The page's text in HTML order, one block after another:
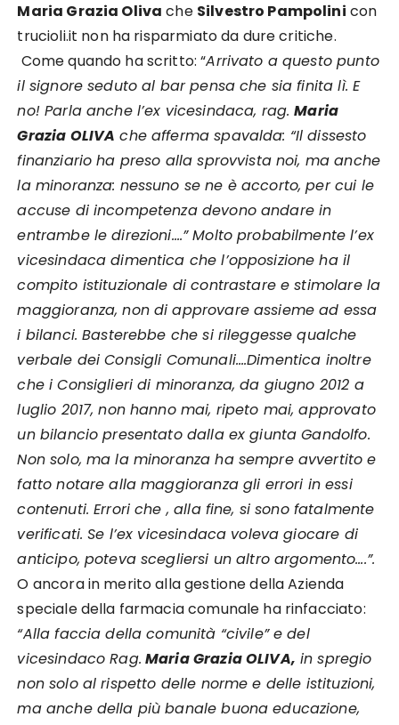
Maria Grazia Oliva che Silvestro Pampolini con
trucioli.it non ha risparmiato da dure critiche.
Come quando ha scritto: “Arrivato a questo punto
il signore seduto al bar pensa che sia finita lì. E
no! Parla anche l’ex vicesindaca, rag.Maria
Grazia OLIVA che afferma spavalda: “Il dissesto
finanziario ha preso alla sprovvista noi, ma anche
la minoranza: nessuno se ne è accorto, per cui le
accuse di incompetenza devono andare in
entrambe le direzioni….” Molto probabilmente l’ex
vicesindaca dimentica che l’opposizione ha il
compito istituzionale di contrastare e stimolare la
maggioranza, non di approvare assieme ad essa
i bilanci. Basterebbe che si rileggesse qualche
verbale dei Consigli Comunali….Dimentica inoltre
che i Consiglieri di minoranza, da giugno 2012 a
luglio 2017, non hanno mai, ripeto mai, approvato
un bilancio presentato dalla ex giunta Gandolfo.
Non solo, ma la minoranza ha sempre avvertito e
fatto notare alla maggioranza gli errori in essi
contenuti. Errori che , alla fine, si sono fatalmente
verificati. Se l’ex vicesindaca voleva giocare di
anticipo, poteva scegliersi un altro argomento….”.
O ancora in merito alla gestione della Azienda
speciale della farmacia comunale ha rinfacciato:
“Alla faccia della comunità “civile” e del
vicesindaco Rag. Maria Grazia OLIVA, in spregio
non solo al rispetto delle norme e delle istituzioni,
ma anche della più banale buona educazione,